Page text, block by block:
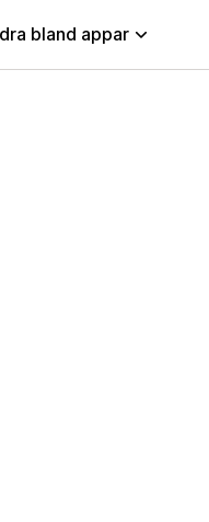
bland appar